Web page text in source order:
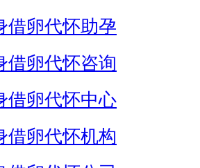
借卵代怀助孕
借卵代怀咨询
借卵代怀中心
借卵代怀机构